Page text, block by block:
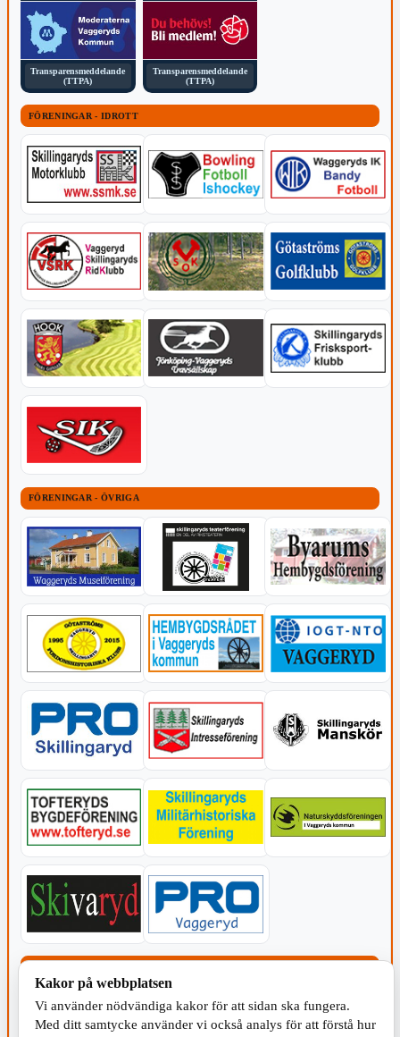
Transparensmeddelande
(TTPA)
Transparensmeddelande
(TTPA)
FÖRENINGAR - IDROTT
FÖRENINGAR - ÖVRIGA
Kakor på webbplatsen
Vi använder nödvändiga kakor för att sidan ska fungera.
Med ditt samtycke använder vi också analys för att förstå hur